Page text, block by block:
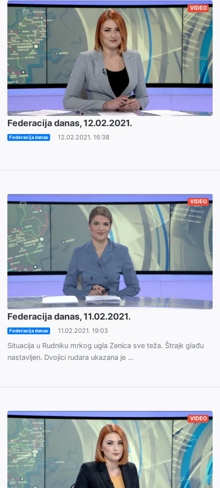
VIDEO
Federacija danas, 12.02.2021.
Federacija danas 12.02.2021. 16:38
VIDEO
Federacija danas, 11.02.2021.
Federacija danas 11.02.2021. 19:03
Situacija u Rudniku mrkog ugla Zenica sve teža. Štrajk glađu
nastavljen. Dvojici rudara ukazana je ...
VIDEO